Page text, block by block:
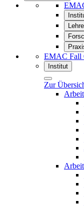
Lehre
EMAC Fall
Institut
Zur